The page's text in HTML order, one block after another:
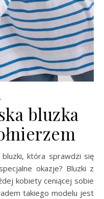
bluzka
okazje? Bluzki z
kobiety ceniącej sobie
takiego modelu jest